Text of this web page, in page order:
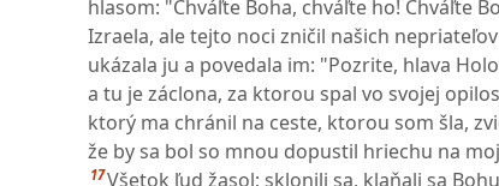
hlasom: "Chváľte Boha, chváľte ho! Chváľte
Izraela, ale tejto noci zničil našich
ukázala ju a povedala im: "Pozrite, hlava
a tu je záclona, za ktorou spal vo svojej
ktorý ma chránil na ceste, ktorou som šla,
že by sa bol so mnou dopustil hriechu na
17Všetok ľud žasol; sklonili sa, klaňali sa